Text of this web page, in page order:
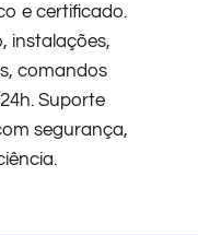
e certificado.
instalações,
comandos
Suporte
segurança,